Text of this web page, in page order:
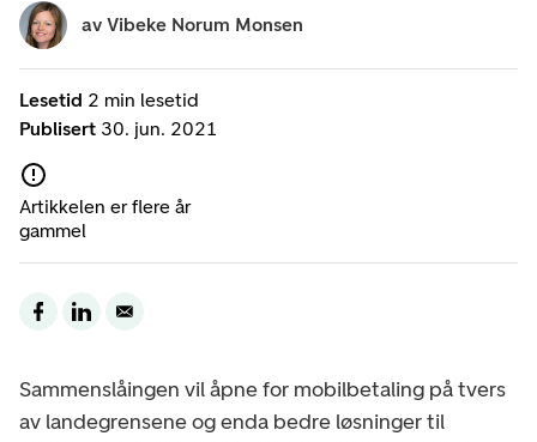
Lesetid 2 min lesetid
Publisert 30. jun. 2021
Artikkelen er flere år
gammel
av Vibeke Norum Monsen
Sammenslåingen vil åpne for mobilbetaling på tvers
av landegrensene og enda bedre løsninger til